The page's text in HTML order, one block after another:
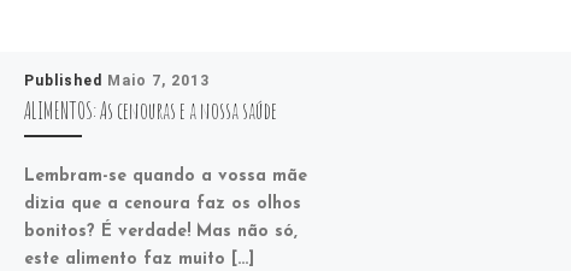
Published Maio 7, 2013
ALIMENTOS: As cenouras e a nossa saúde
Lembram-se quando a vossa mãe
dizia que a cenoura faz os olhos
bonitos? É verdade! Mas não só,
este alimento faz muito […]